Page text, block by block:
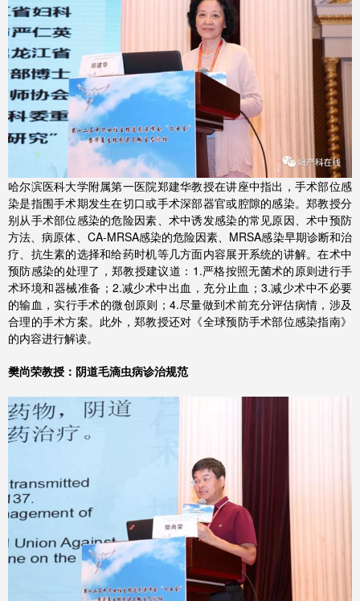
哈尔滨医科大学附属第一医院郑建华教授在讲座中指出，手术部位感
染是指围手术期发生在切口或手术深部器官或腔隙的感染。郑教授分
别从手术部位感染的危险因素、术中诱发感染的常见原因、术中预防
方法、病原体、CA-MRSA感染的危险因素、MRSA感染早期诊断和治
疗、抗生素的选择和给药时机等几方面内容展开系统的讲解。在术中
预防感染的处理了，郑教授建议道：1.严格按照无菌术的原则进行手
术环境和器械准备；2.减少术中出血，充分止血；3.减少术中不必要
的输血，实行手术的微创原则；4.尽量做到术前充分评估病情，涉及
合理的手术方案。此外，郑教授还对《全球预防手术部位感染指南》
的内容进行解读。
樊尚荣教授：阴道毛滴虫病诊治规范